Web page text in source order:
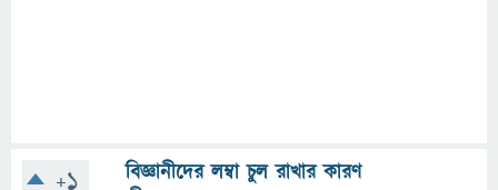
+1
বিজ্ঞানীদের লম্বা চুল রাখার কারণ